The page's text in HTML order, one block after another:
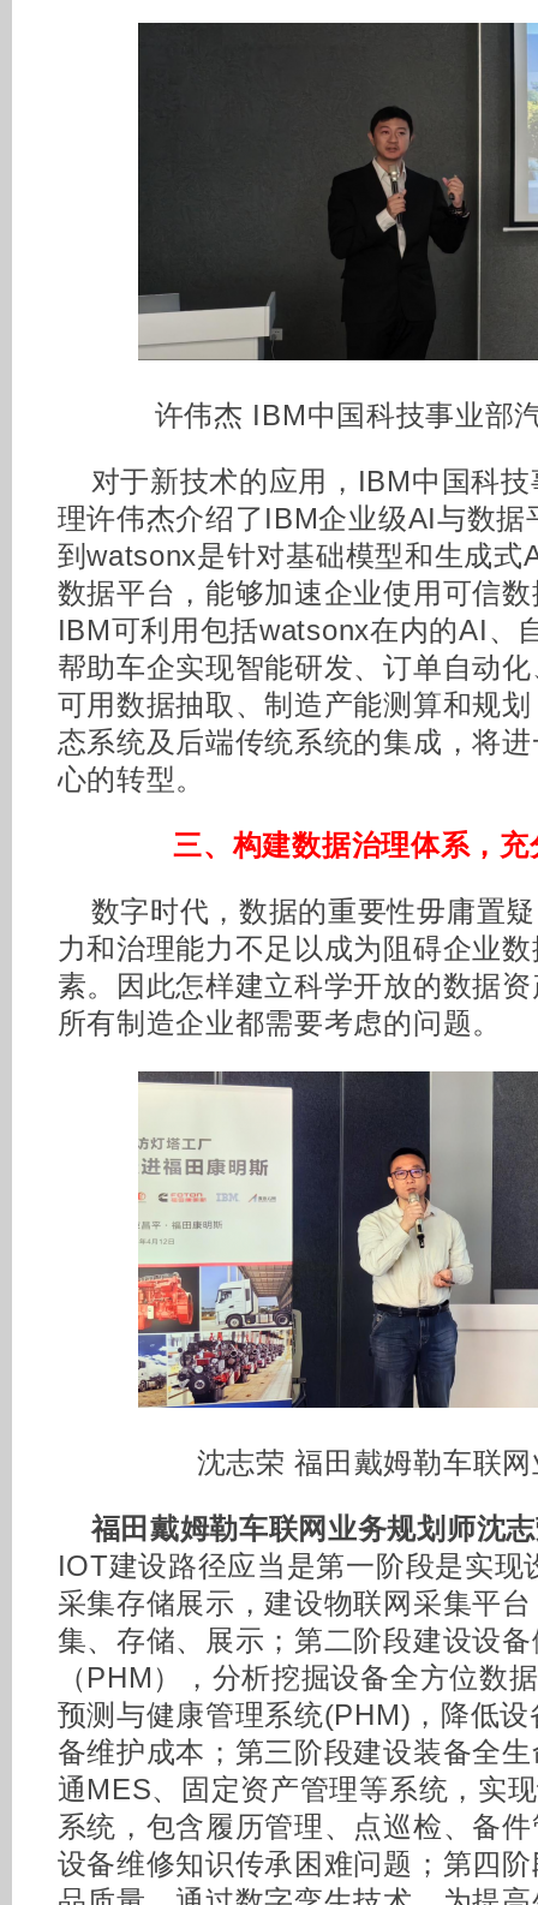
许伟杰 IBM中国科技事业部
对于新技术的应用，IBM中国科
理许伟杰介绍了IBM企业级AI与数
到watsonx是针对基础模型和生成式
数据平台，能够加速企业使用可信
IBM可利用包括watsonx在内的AI、
帮助车企实现智能研发、订单自动
可用数据抽取、制造产能测算和规
态系统及后端传统系统的集成，将
心的转型。
三、构建数据治理体系，
数字时代，数据的重要性毋庸置
力和治理能力不足以成为阻碍企业
素。因此怎样建立科学开放的数据
所有制造企业都需要考虑的问题。
沈志荣 福田戴姆勒车联
福田戴姆勒车联网业务规划师沈
IOT建设路径应当是第一阶段是实现
采集存储展示，建设物联网采集平
集、存储、展示；第二阶段建设设
（PHM），分析挖掘设备全方位数
预测与健康管理系统(PHM)，降低
备维护成本；第三阶段建设装备全
通MES、固定资产管理等系统，实
系统，包含履历管理、点巡检、备
设备维修知识传承困难问题；第四